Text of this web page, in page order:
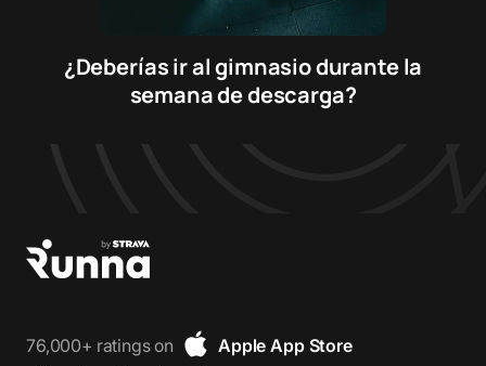
¿Deberías ir al gimnasio durante la
semana de descarga?
76,000+ ratings on Apple App Store